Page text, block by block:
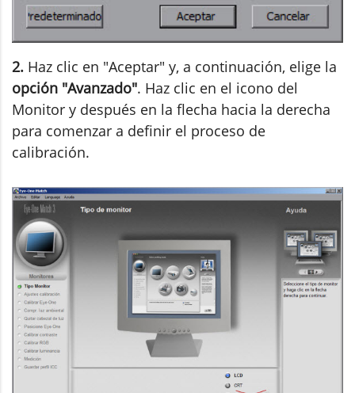
2. Haz clic en "Aceptar" y, a continuación, elige la
opción "Avanzado". Haz clic en el icono del
Monitor y después en la flecha hacia la derecha
para comenzar a definir el proceso de
calibración.